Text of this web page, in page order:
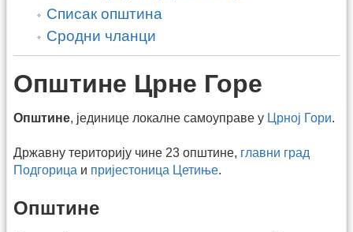
Списак општина
Сродни чланци
Општине Црне Горе
Општине, јединице локалне самоуправе у Црној Гори.
Државну територију чине 23 општине, главни град
Подгорица и пријестоница Цетиње.
Општине